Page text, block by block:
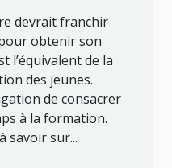
devrait franchir
obtenir son
l’équivalent de la
des jeunes.
de consacrer
à la formation.
savoir sur...